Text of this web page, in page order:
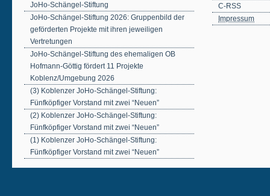
JoHo-Schängel-Stiftung
JoHo-Schängel-Stiftung 2026: Gruppenbild der
geförderten Projekte mit ihren jeweiligen
Vertretungen
JoHo-Schängel-Stiftung des ehemaligen OB
Hofmann-Göttig fördert 11 Projekte
Koblenz/Umgebung 2026
(3) Koblenzer JoHo-Schängel-Stiftung:
Fünfköpfiger Vorstand mit zwei “Neuen”
(2) Koblenzer JoHo-Schängel-Stiftung:
Fünfköpfiger Vorstand mit zwei “Neuen”
(1) Koblenzer JoHo-Schängel-Stiftung:
Fünfköpfiger Vorstand mit zwei “Neuen”
C-RSS
Impressum